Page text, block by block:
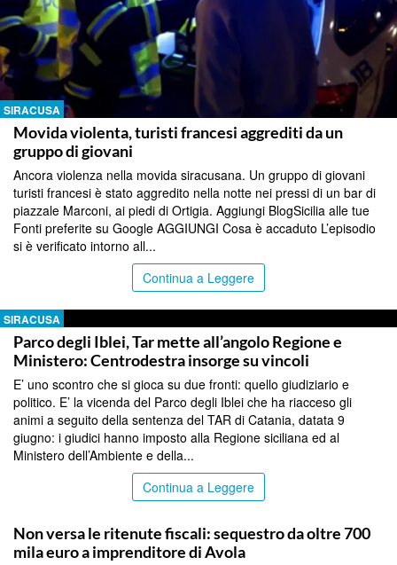
SIRACUSA
Movida violenta, turisti francesi aggrediti da un
gruppo di giovani
Ancora violenza nella movida siracusana. Un gruppo di giovani
turisti francesi è stato aggredito nella notte nei pressi di un bar di
piazzale Marconi, ai piedi di Ortigia. Aggiungi BlogSicilia alle tue
Fonti preferite su Google AGGIUNGI Cosa è accaduto L’episodio
si è verificato intorno all...
Continua a Leggere
SIRACUSA
Parco degli Iblei, Tar mette all’angolo Regione e
Ministero: Centrodestra insorge su vincoli
E’ uno scontro che si gioca su due fronti: quello giudiziario e
politico. E’ la vicenda del Parco degli Iblei che ha riacceso gli
animi a seguito della sentenza del TAR di Catania, datata 9
giugno: i giudici hanno imposto alla Regione siciliana ed al
Ministero dell’Ambiente e della...
Continua a Leggere
Non versa le ritenute fiscali: sequestro da oltre 700
mila euro a imprenditore di Avola